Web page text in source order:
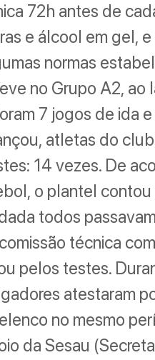
72h antes de
e álcool em gel,
normas
no Grupo A2,
7 jogos de ida
atletas do
14 vezes. De
o plantel
todos
técnica
pelos testes.
atestaram
no mesmo
da Sesau